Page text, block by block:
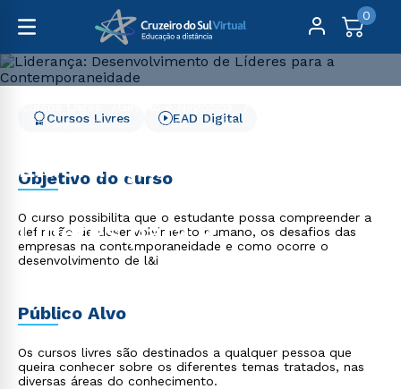
0
Liderança: Desenvolvimento de Líderes para a
Liderança:
Desenvolvimento de
Líderes para a
Contemporaneidade
Cursos Livres EAD Digital
Objetivo do curso
O curso possibilita que o estudante possa compreender a
definição de desenvolvimento humano, os desafios das
empresas na contemporaneidade e como ocorre o
desenvolvimento de l&i
Público Alvo
Os cursos livres são destinados a qualquer pessoa que
queira conhecer sobre os diferentes temas tratados, nas
diversas áreas do conhecimento.